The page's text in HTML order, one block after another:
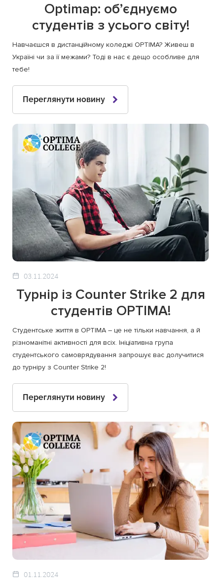
Optimap: об’єднуємо
студентів з усього світу!
Навчаєшся в дистанційному коледжі OPTIMA? Живеш в
Україні чи за її межами? Тоді в нас є дещо особливе для
тебе!
Переглянути новину
03.11.2024
Турнір із Counter Strike 2 для
студентів OPTIMA!
Студентське життя в OPTIMA – це не тільки навчання, а й
різноманітні активності для всіх. Ініціативна група
студентського самоврядування запрошує вас долучитися
до турніру з Counter Strike 2!
Переглянути новину
01.11.2024